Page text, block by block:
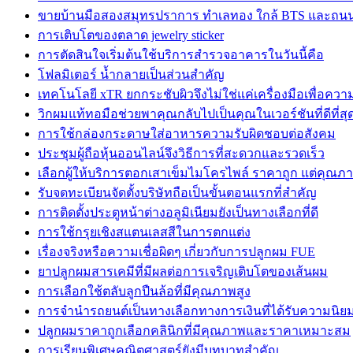
ขายบ้านมือสองสมุทรปราการ ทำเลทอง ใกล้ BTS และถ
การเติบโตของตลาด jewelry sticker
การตัดสินใจเริ่มต้นใช้บริการสำรวจอาคารในวันนี้คือ
โฟลมิเตอร์ น้ำกลายเป็นส่วนสำคัญ
เทคโนโลยี xTR ยกกระชับผิวจึงไม่ใช่แค่เครื่องมือเพื่อควา
วิกผมแท้ทอมือช่วยพาคุณกลับไปเป็นคุณในเวอร์ชันที่ดีที่สุ
การใช้กล่องกระดาษใส่อาหารความรับผิดชอบต่อสังคม
ประชุมผู้ถือหุ้นออนไลน์จึงวิธีการที่สะดวกและรวดเร็ว
เลือกผู้ให้บริการตอกเสาเข็มไมโครไพล์ ราคาถูก แต่คุณภ
รับจดทะเบียนจัดตั้งบริษัทถือเป็นขั้นตอนแรกที่สำคัญ
การติดตั้งประตูหน้าต่างอลูมิเนียมยังเป็นทางเลือกที่ดี
การใช้กรุยเชิงสแตนเลสสีในการตกแต่ง
เรื่องจริงหรือความเชื่อผิดๆ เกี่ยวกับการปลูกผม FUE
ยาปลูกผมสารเคมีที่มีผลต่อการเจริญเติบโตของเส้นผม
การเลือกใช้ตลับลูกปืนล้อที่มีคุณภาพสูง
การจำนำรถยนต์เป็นทางเลือกทางการเงินที่ได้รับความนิยม
ปลูกผมราคาถูกเลือกคลินิกที่มีคุณภาพและราคาเหมาะสม
การเรียนพิเศษคณิตศาสตร์ยังมีบทบาทสำคัญ